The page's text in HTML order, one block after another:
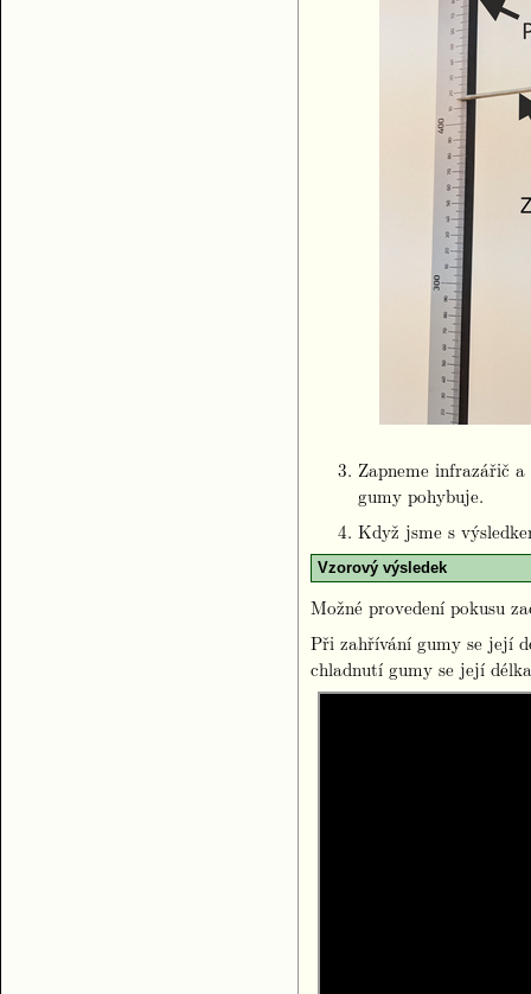
Zapneme infrazářič
gumy pohybuje.
Když jsme s
Vzorový výsledek
Možné provedení pokusu
Při zahřívání gumy se její
chladnutí gumy se její